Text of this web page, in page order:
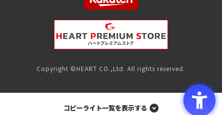
Copyright ©HEART CO.,Ltd. All rights reserved.
コピーライト一覧を表示する